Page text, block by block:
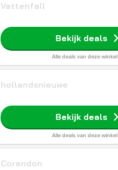
Vattenfall
Bekijk deals
Alle deals van deze winkel
hollandsnieuwe
Bekijk deals
Alle deals van deze winkel
Corendon